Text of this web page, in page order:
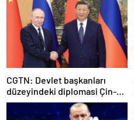
CGTN: Devlet başkanları
düzeyindeki diplomasi Çin-
Rusya arasındaki büyüyen
ortaklığı güçlendiriyor